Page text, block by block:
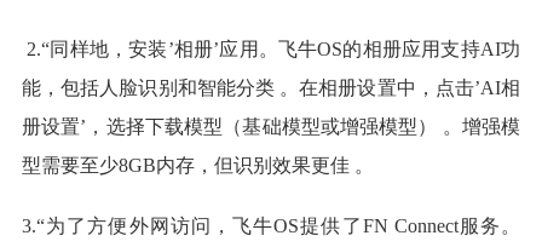
2.“同样地，安装’相册’应用。飞牛OS的相册应用支持AI功
能，包括人脸识别和智能分类 。在相册设置中，点击’AI相
册设置’，选择下载模型（基础模型或增强模型） 。增强模
型需要至少8GB内存，但识别效果更佳 。
3.“为了方便外网访问，飞牛OS提供了FN Connect服务。